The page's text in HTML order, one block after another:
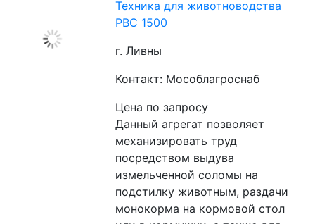
Техника для животноводства
РВС 1500
г. Ливны
Контакт: Мособлагроснаб
Цена по запросу
Данный агрегат позволяет
механизировать труд
посредством выдува
измельченной соломы на
подстилку животным, раздачи
монокорма на кормовой стол